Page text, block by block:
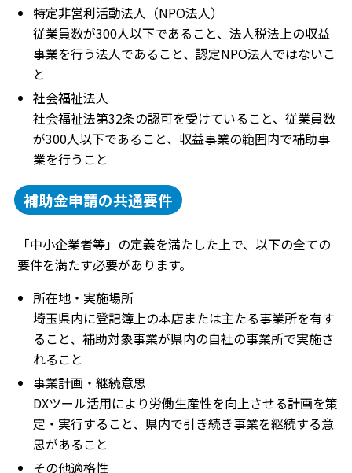
特定非営利活動法人（NPO法人）
従業員数が300人以下であること、法人税法上の収益
事業を行う法人であること、認定NPO法人ではないこ
と
社会福祉法人
社会福祉法第32条の認可を受けていること、従業員数
が300人以下であること、収益事業の範囲内で補助事
業を行うこと
補助金申請の共通要件
「中小企業者等」の定義を満たした上で、以下の全ての
要件を満たす必要があります。
所在地・実施場所
埼玉県内に登記簿上の本店または主たる事業所を有す
ること、補助対象事業が県内の自社の事業所で実施さ
れること
事業計画・継続意思
DXツール活用により労働生産性を向上させる計画を策
定・実行すること、県内で引き続き事業を継続する意
思があること
その他適格性